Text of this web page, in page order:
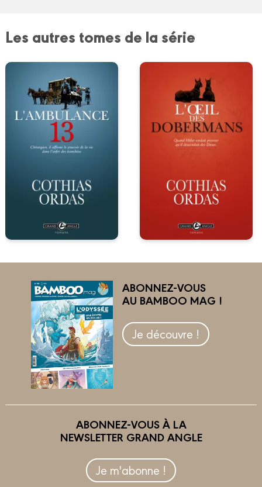
Les autres tomes de la série
ABONNEZ-VOUS
AU BAMBOO MAG !
Je découvre !
ABONNEZ-VOUS À LA
NEWSLETTER GRAND ANGLE
Je m'abonne !